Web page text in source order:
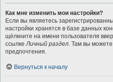
Как мне изменить мои настройки?
Если вы являетесь
настройки хранятся в базе данных
щёлкните на имени пользователя
ссылкеЛичный раздел. Там вы можете
предпочтения.
Вернуться к началу